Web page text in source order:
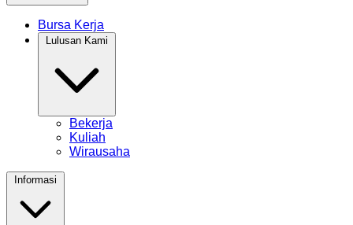
Bursa Kerja
Bekerja
Kuliah
Wirausaha